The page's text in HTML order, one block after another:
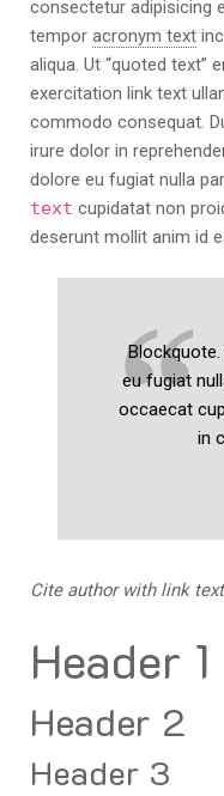
Saltar
contenido
consectetur adipisicing
tempor acronym text
aliqua. Ut quoted text
exercitation link text
commodo consequat.
irure dolor in
dolore eu fugiat nulla
text cupidatat non
deserunt mollit anim id
eu fugiat
occaecat
in
Cite author with link text
Header 1
Header 2
Header 3